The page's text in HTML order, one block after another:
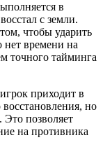
в
с земли.
чтобы ударить
нет времени на
точного тайминга
приходит в
но
Это позволяет
на противника